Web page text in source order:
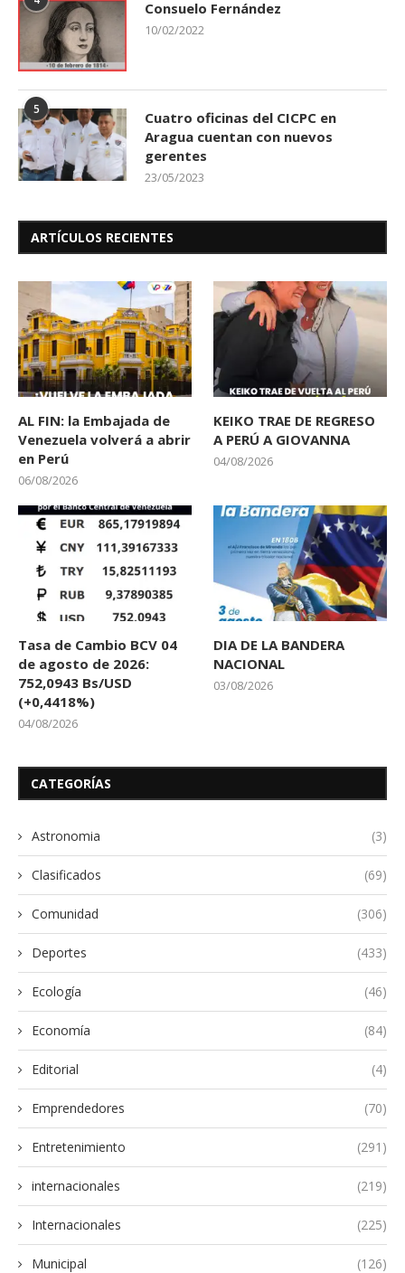
Consuelo Fernández
10/02/2022
5
Cuatro oficinas del CICPC en
Aragua cuentan con nuevos
gerentes
23/05/2023
ARTÍCULOS RECIENTES
AL FIN: la Embajada de
Venezuela volverá a abrir
en Perú
06/08/2026
KEIKO TRAE DE REGRESO
A PERÚ A GIOVANNA
04/08/2026
Tasa de Cambio BCV 04
de agosto de 2026:
752,0943 Bs/USD
(+0,4418%)
04/08/2026
DIA DE LA BANDERA
NACIONAL
03/08/2026
CATEGORÍAS
Astronomia (3)
Clasificados (69)
Comunidad (306)
Deportes (433)
Ecología (46)
Economía (84)
Editorial (4)
Emprendedores (70)
Entretenimiento (291)
internacionales (219)
Internacionales (225)
Municipal (126)